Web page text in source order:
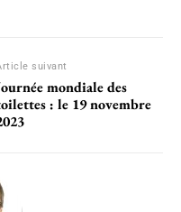
suivant
mondiale des
: le 19 novembre